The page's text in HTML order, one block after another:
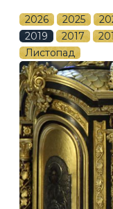
2026 2025
2019
2017
Листопад